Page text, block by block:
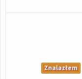
Znalazłem